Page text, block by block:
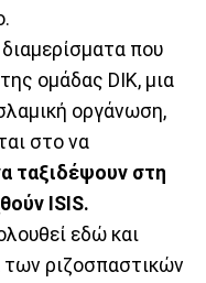
που
ομάδας DIK, μια
οργάνωση,
στο να
ταξιδέψουν στη
ISIS.
εδώ και
των ριζοσπαστικών